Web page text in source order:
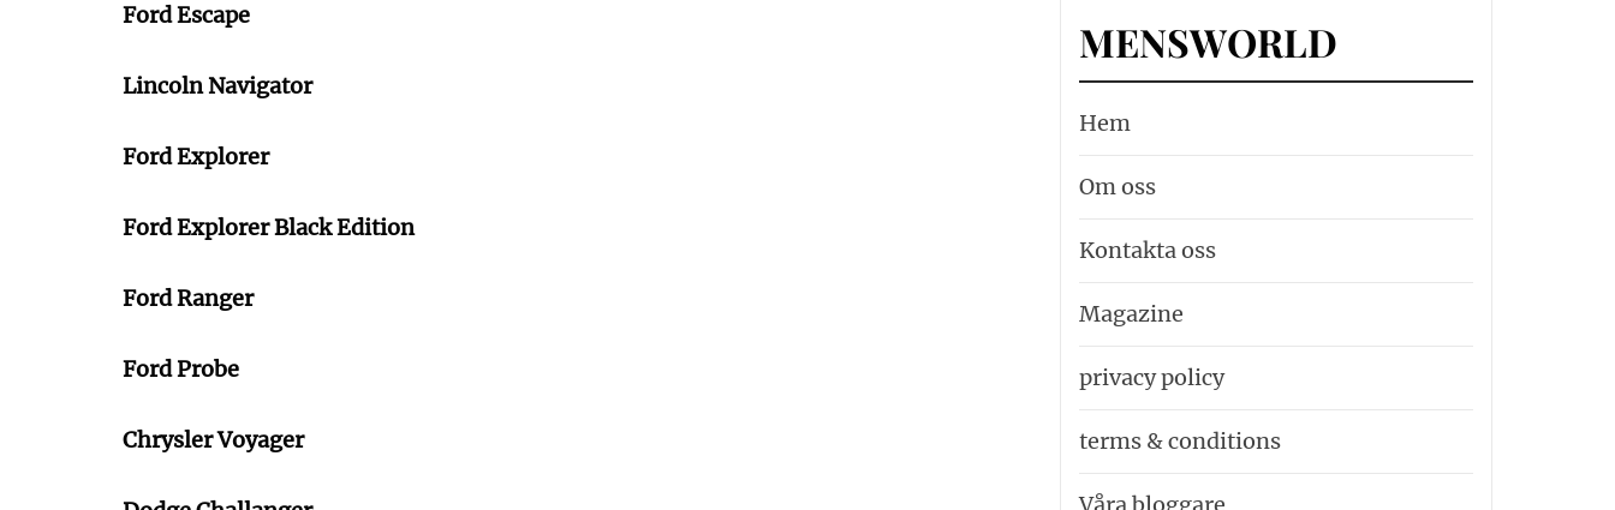
Ford Escape
Lincoln Navigator
Ford Explorer
Ford Explorer Black Edition
Ford Ranger
Ford Probe
Chrysler Voyager
MENSWORLD
Hem
Om oss
Kontakta oss
Magazine
privacy policy
terms & conditions
Våra bloggare